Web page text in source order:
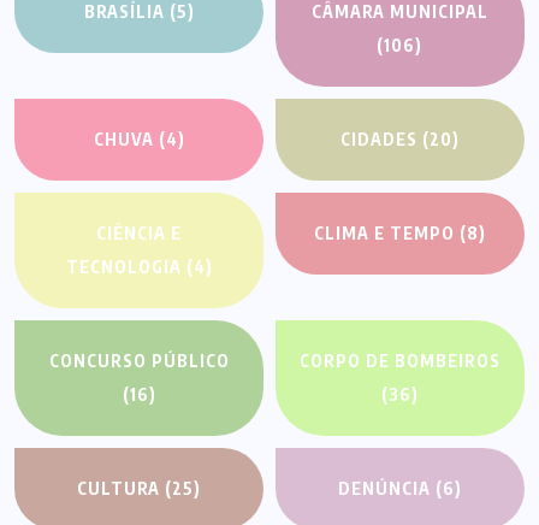
BRASÍLIA (5)
CÂMARA MUNICIPAL
(106)
CHUVA (4) CIDADES (20)
CIÊNCIA E
TECNOLOGIA (4)
CLIMA E TEMPO (8)
CONCURSO PÚBLICO
(16)
CORPO DE BOMBEIROS
(36)
CULTURA (25) DENÚNCIA (6)